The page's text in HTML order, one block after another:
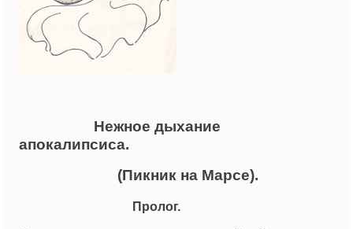
Нежное дыхание
апокалипсиса.
(Пикник на Марсе).
Пролог.